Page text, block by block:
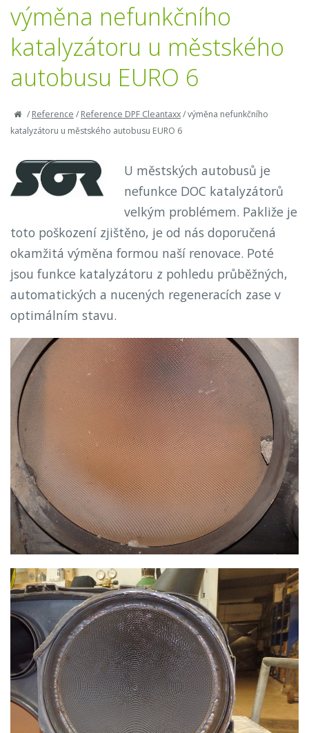
výměna nefunkčního
katalyzátoru u městského
autobusu EURO 6
/Reference /Reference DPF Cleantaxx/výměna nefunkčního
katalyzátoru u městského autobusu EURO 6
U městských autobusů je
nefunkce DOC katalyzátorů
velkým problémem. Pakliže je
toto poškození zjištěno, je od nás doporučená
okamžitá výměna formou naší renovace. Poté
jsou funkce katalyzátoru z pohledu průběžných,
automatických a nucených regeneracích zase v
optimálním stavu.